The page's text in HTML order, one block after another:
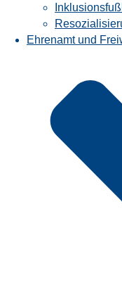
Ehrenamt und